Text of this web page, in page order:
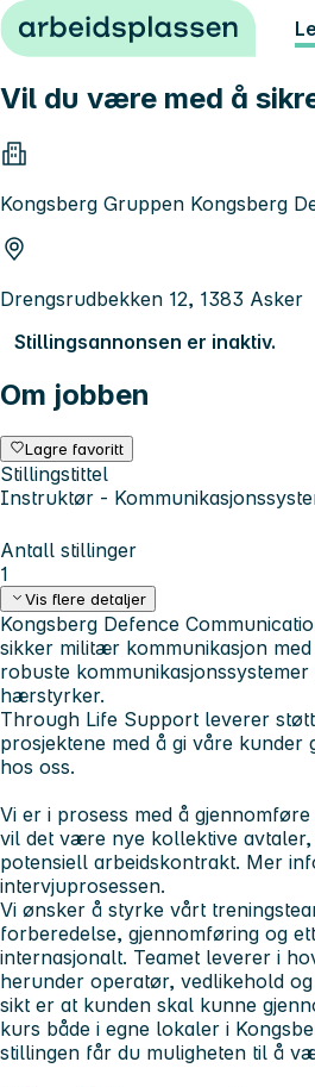
Hopp til innhold
Vil du være med å
Kongsberg Gruppen Kongsberg
Drengsrudbekken 12, 1383 Asker
Stillingsannonsen er inaktiv.
Om jobben
Lagre favoritt
Stillingstittel
Instruktør -
Antall stillinger
1
Vis flere detaljer
Kongsberg Defence
sikker militær kommunikasjon
robuste
hærstyrker.
Through Life Support leverer
prosjektene med å gi våre
hos oss.
Vi er i prosess med å
vil det være nye kollektive
potensiell arbeidskontrakt. Mer
intervjuprosessen.
Vi ønsker å styrke vårt
forberedelse, gjennomføring og
internasjonalt. Teamet leverer i
herunder operatør, vedlikehold
sikt er at kunden skal kunne
kurs både i egne lokaler i
stillingen får du muligheten til å